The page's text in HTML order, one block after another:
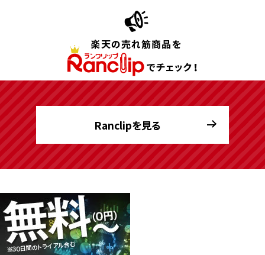
Ranclipを見る